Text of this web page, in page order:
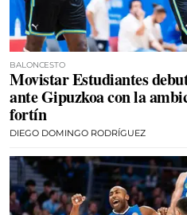
BALONCESTO
Movistar Estudiantes
ante Gipuzkoa con la
fortín
DIEGO DOMINGO RODRÍGUEZ